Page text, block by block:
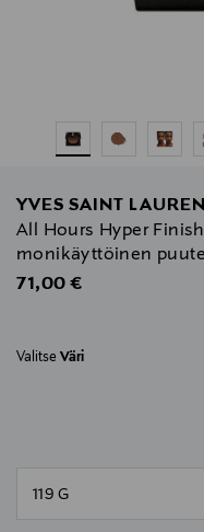
YVES SAINT
All Hours Hyper
monikäyttöinen
Original Price
71,00 €
Valitse Väri